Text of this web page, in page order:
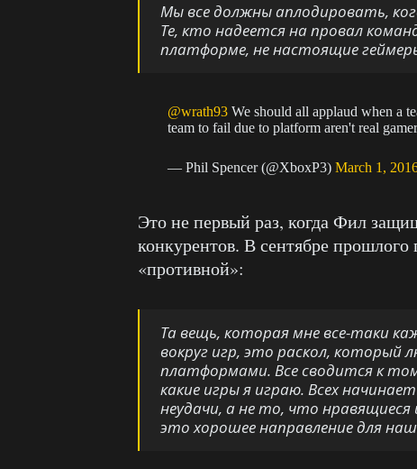
Мы все должны аплодировать,
Те, кто надеется на провал
платформе, не настоящие
@wrath93 We should all applaud when a
team to fail due to platform aren't real
— Phil Spencer (@XboxP3)March 1,
Это не первый раз, когда Фил
конкурентов. В сентябре прошлого
«противной»:
Та вещь, которая мне все-таки
вокруг игр, это раскол,
платформами. Все сводится к
какие игры я играю. Всех
неудачи, а не то, что
это хорошее направление для